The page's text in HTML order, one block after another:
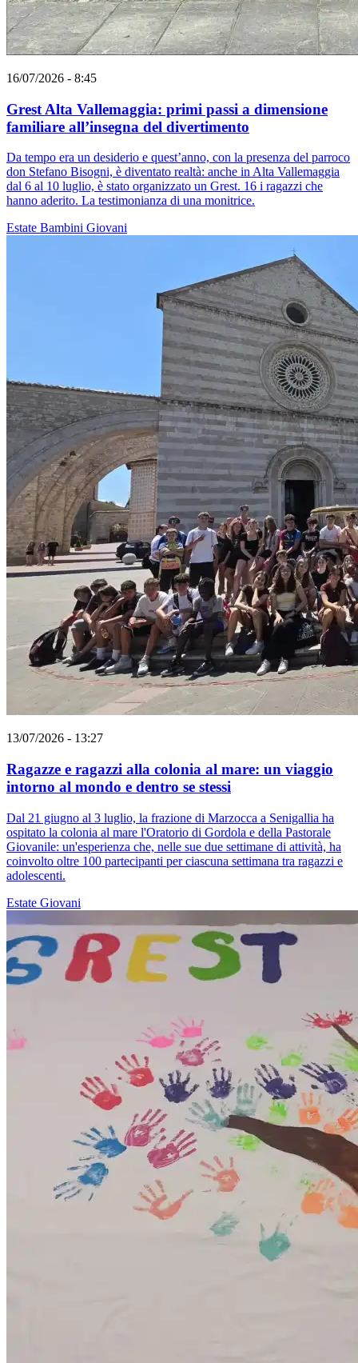
16/07/2026 - 8:45
Grest Alta Vallemaggia: primi passi a dimensione
familiare all’insegna del divertimento
Da tempo era un desiderio e quest’anno, con la presenza del parroco
don Stefano Bisogni, è diventato realtà: anche in Alta Vallemaggia
dal 6 al 10 luglio, è stato organizzato un Grest. 16 i ragazzi che
hanno aderito. La testimonianza di una monitrice.
Estate Bambini Giovani
13/07/2026 - 13:27
Ragazze e ragazzi alla colonia al mare: un viaggio
intorno al mondo e dentro se stessi
Dal 21 giugno al 3 luglio, la frazione di Marzocca a Senigallia ha
ospitato la colonia al mare l'Oratorio di Gordola e della Pastorale
Giovanile: un'esperienza che, nelle sue due settimane di attività, ha
coinvolto oltre 100 partecipanti per ciascuna settimana tra ragazzi e
adolescenti.
Estate Giovani